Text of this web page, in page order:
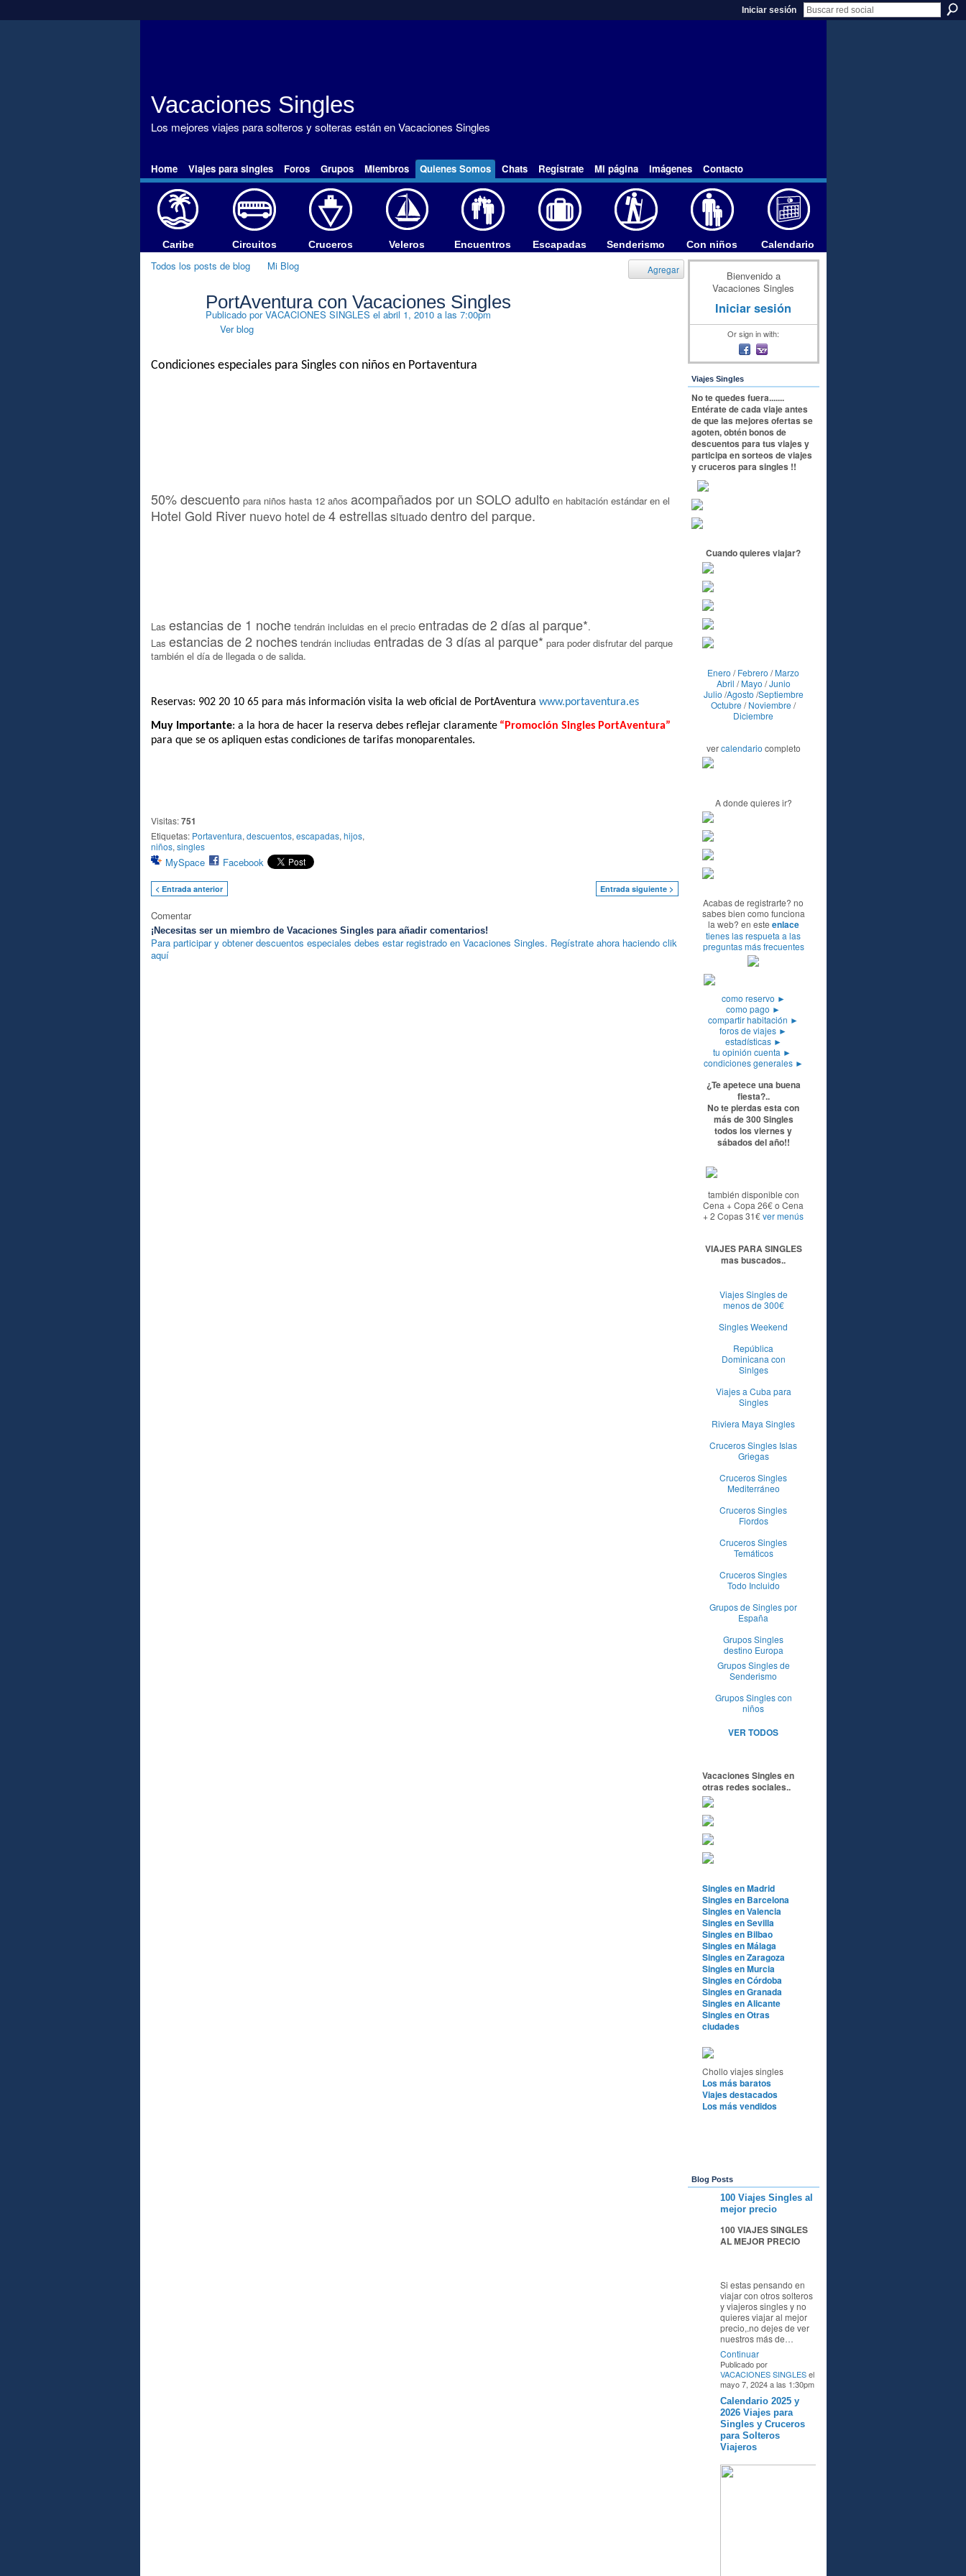
Iniciar sesión
Vacaciones Singles
Los mejores viajes para solteros y solteras están en Vacaciones Singles
Home Viajes para singles Foros Grupos Miembros Quienes Somos Chats Regístrate Mi página imágenes Contacto
Caribe Circuitos Cruceros Veleros Encuentros Escapadas Senderismo Con niños Calendario
Todos los posts de blog Mi Blog Agregar
PortAventura con Vacaciones Singles
Publicado porVACACIONES SINGLES el abril 1, 2010 a las 7:00pm
Ver blog
Condiciones especiales para Singles con niños en Portaventura
50% descuento para niños hasta 12 años acompañados por un SOLO adulto en habitación estándar en el
Hotel Gold River nuevo hotel de4 estrellassituado dentro del parque.
Las estancias de 1 nochetendrán incluidas en el precio entradas de 2 días al parque*.
Las estancias de 2 nochestendrán incliudas entradas de 3 días al parque* para poder disfrutar del parque
también el día de llegada o de salida.
Reservas: 902 20 10 65 para más información visita la web oficial de PortAventura www.portaventura.es
Muy Importante: a la hora de hacer la reserva debes reflejar claramente “Promoción Singles PortAventura”
para que se os apliquen estas condiciones de tarifas monoparentales.
Visitas: 751
Etiquetas: Portaventura, descuentos, escapadas, hijos,
niños, singles
MySpace Facebook
< Entrada anterior Entrada siguiente >
Comentar
¡Necesitas ser un miembro de Vacaciones Singles para añadir comentarios!
Para participar y obtener descuentos especiales debes estar registrado en Vacaciones Singles. Regístrate ahora haciendo clik
aquí
Bienvenido a
Vacaciones Singles
Iniciar sesión
Or sign in with:
Viajes Singles
No te quedes fuera.......
Entérate de cada viaje antes
de que las mejores ofertas se
agoten, obtén bonos de
descuentos para tus viajes y
participa en sorteos de viajes
y cruceros para singles !!
Cuando quieres viajar?
Enero /Febrero /Marzo
Abril /Mayo /Junio
Julio /Agosto /Septiembre
Octubre /Noviembre /
Diciembre
vercalendario completo
A donde quieres ir?
Acabas de registrarte? no
sabes bien como funciona
la web? en este enlace
tienes las respueta a las
preguntas más frecuentes
como reservo ►
como pago ►
compartir habitación ►
foros de viajes ►
estadísticas ►
tu opinión cuenta ►
condiciones generales ►
¿Te apetece una buena
fiesta?..
No te pierdas esta con
más de 300 Singles
todos los viernes y
sábados del año!!
también disponible con
Cena + Copa 26€ o Cena
+ 2 Copas 31€ver menús
VIAJES PARA SINGLES
mas buscados..
Viajes Singles de
menos de 300€
Singles Weekend
República
Dominicana con
Sinlges
Viajes a Cuba para
Singles
Riviera Maya Singles
Cruceros Singles Islas
Griegas
Cruceros Singles
Mediterráneo
Cruceros Singles
Fiordos
Cruceros Singles
Temáticos
Cruceros Singles
Todo Incluido
Grupos de Singles por
España
Grupos Singles
destino Europa
Grupos Singles de
Senderismo
Grupos Singles con
niños
VER TODOS
Vacaciones Singles en
otras redes sociales..
Singles en Madrid
Singles en Barcelona
Singles en Valencia
Singles en Sevilla
Singles en Bilbao
Singles en Málaga
Singles en Zaragoza
Singles en Murcia
Singles en Córdoba
Singles en Granada
Singles en Alicante
Singles en Otras
ciudades
Chollo viajes singles
Los más baratos
Viajes destacados
Los más vendidos
Blog Posts
100 Viajes Singles al
mejor precio
100 VIAJES SINGLES
AL MEJOR PRECIO
Si estas pensando en
viajar con otros solteros
y viajeros singles y no
quieres viajar al mejor
precio,.no dejes de ver
nuestros más de…
Continuar
Publicado por
VACACIONES SINGLESel
mayo 7, 2024 a las 1:30pm
Calendario 2025 y
2026 Viajes para
Singles y Cruceros
para Solteros
Viajeros